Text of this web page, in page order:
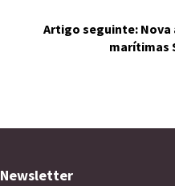
Artigo seguinte:
marítimas
Newsletter